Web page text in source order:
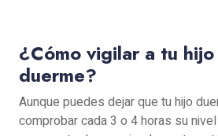
¿Cómo vigilar a tu
duerme?
Aunque puedes dejar que tu hijo
comprobar cada 3 o 4 horas su